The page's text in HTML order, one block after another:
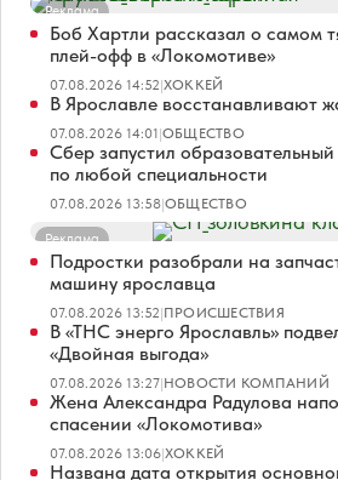
Реклама
Боб Хартли рассказал о самом
плей-офф в «Локомотиве»
07.08.2026 14:52|ХОККЕЙ
В Ярославле восстанавливают
07.08.2026 14:01|ОБЩЕСТВО
Сбер запустил
по любой специальности
07.08.2026 13:58|ОБЩЕСТВО
Реклама
Подростки разобрали на
машину ярославца
07.08.2026 13:52|ПРОИСШЕСТВИЯ
В «ТНС энерго Ярославль»
«Двойная выгода»
07.08.2026 13:27|НОВОСТИ КОМПАНИЙ
Жена Александра Радулова
спасении «Локомотива»
07.08.2026 13:06|ХОККЕЙ
Названа дата открытия